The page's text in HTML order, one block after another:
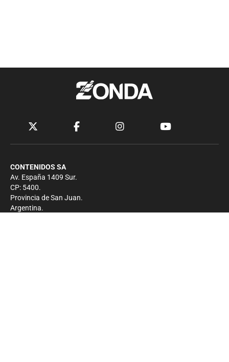
CONTENIDOS SA
Av. España 1409 Sur.
CP: 5400.
Provincia de San Juan.
Argentina.